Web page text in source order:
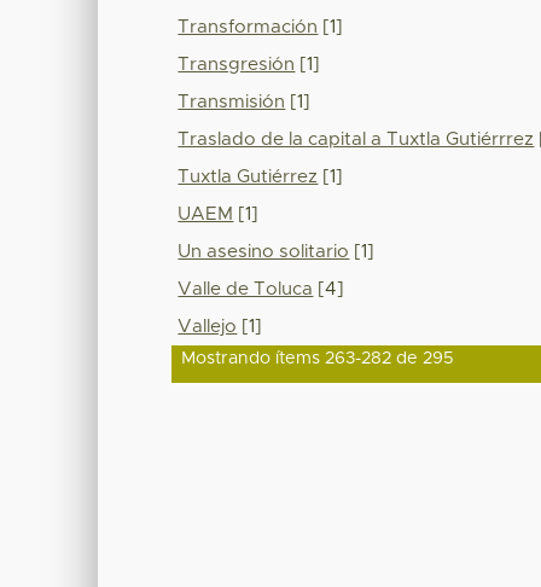
Transformación [1]
Transgresión [1]
Transmisión [1]
Traslado de la capital a Tuxtla Gutiérrrez
Tuxtla Gutiérrez [1]
UAEM [1]
Un asesino solitario [1]
Valle de Toluca [4]
Vallejo [1]
Mostrando ítems 263-282 de 295